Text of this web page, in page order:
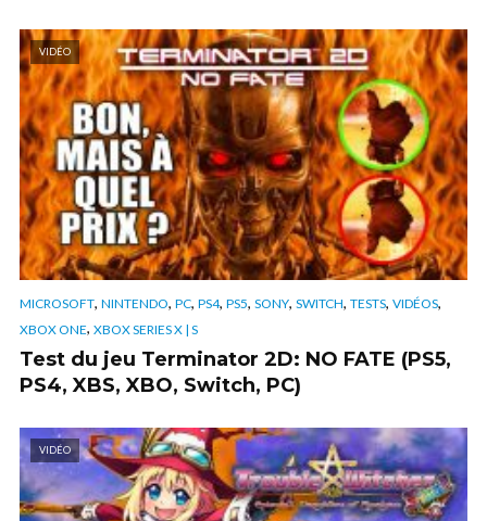
VIDÉO
MICROSOFT, NINTENDO, PC, PS4, PS5, SONY, SWITCH, TESTS, VIDÉOS,
XBOX ONE, XBOX SERIES X | S
Test du jeu Terminator 2D: NO FATE (PS5,
PS4, XBS, XBO, Switch, PC)
VIDÉO